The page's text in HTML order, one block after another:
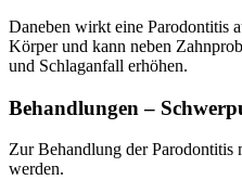
Daneben wirkt eine Parodontitis
Körper und kann neben
und Schlaganfall erhöhen.
Behandlungen –
Zur Behandlung der Parodontitis
werden.